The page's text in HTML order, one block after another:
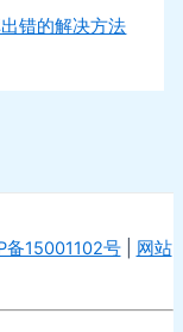
错的解决方法
备15001102号| 网站